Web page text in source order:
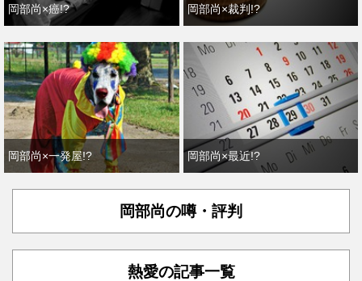
岡部尚×癌!? 岡部尚×裁判!?
岡部尚×一発屋!? 岡部尚×最近!?
岡部尚の噂・評判
熱愛の記事一覧